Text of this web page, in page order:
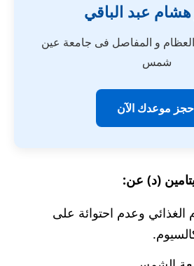
هشام عبد الباقي
و المفاصل فى جامعة عين
شمس
موعدك الآن
(د) عن:
وعدم احتوائة على